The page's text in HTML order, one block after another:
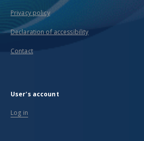
Privacy policy
Declaration of accessibility
Contact
User's account
Log in